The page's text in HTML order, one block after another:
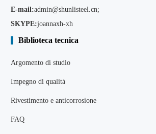
E-mail:admin@shunlisteel.cn;
SKYPE:joannaxh-xh
Biblioteca tecnica
Argomento di studio
Impegno di qualità
Rivestimento e anticorrosione
FAQ